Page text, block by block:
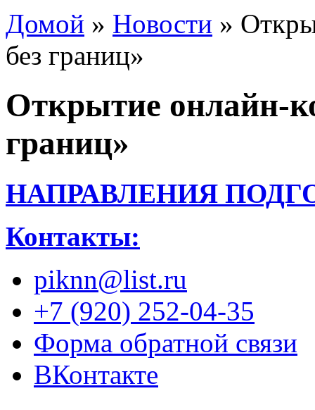
Домой » Новости »
без границ»
Открытие онлайн-
границ»
НАПРАВЛЕНИЯ
Контакты:
piknn@list.ru
+7 (920) 252-04-35
Форма обратной связи
ВКонтакте